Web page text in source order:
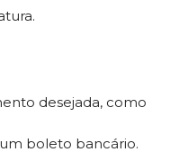
desejada, como
boleto bancário.